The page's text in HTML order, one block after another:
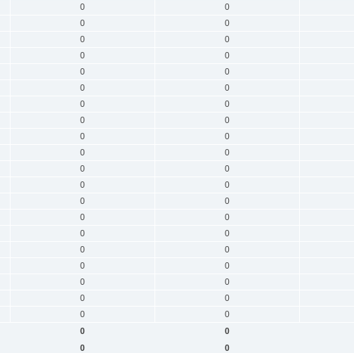
0 0
0 0
0 0
0 0
0 0
0 0
0 0
0 0
0 0
0 0
0 0
0 0
0 0
0 0
0 0
0 0
0 0
0 0
0 0
0 0
0 0
0 0